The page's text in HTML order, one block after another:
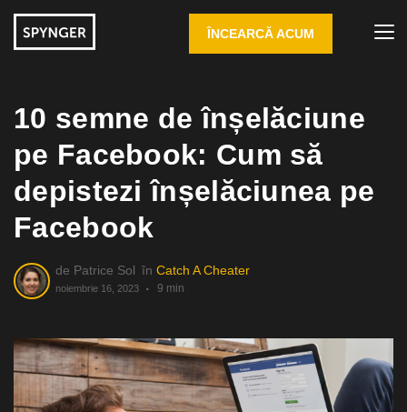
ÎNCEARCĂ ACUM
10 semne de înșelăciune
pe Facebook: Cum să
depistezi înșelăciunea pe
Facebook
de Patrice Sol în Catch A Cheater
noiembrie 16, 2023 9 min